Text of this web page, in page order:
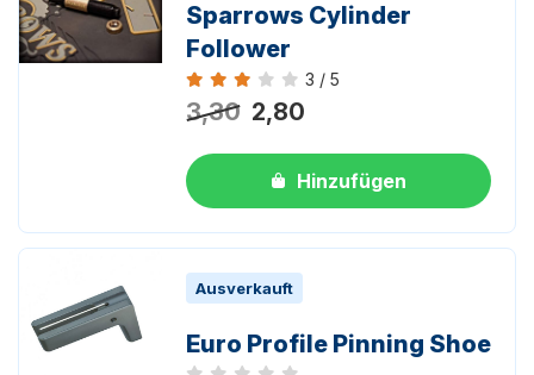
Sparrows Cylinder
Follower
Bewertung 3 von 5
3 / 5
3,30 2,80
Hinzufügen
Ausverkauft
Euro Profile Pinning Shoe